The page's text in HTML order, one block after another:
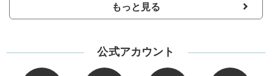
もっと見る
公式アカウント